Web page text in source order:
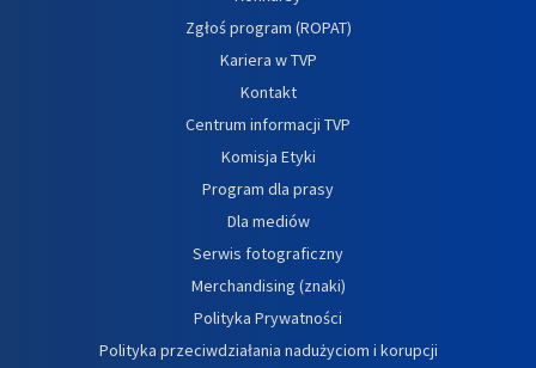
Zgłoś program (ROPAT)
Kariera w TVP
Kontakt
Centrum informacji TVP
Komisja Etyki
Program dla prasy
Dla mediów
Serwis fotograficzny
Merchandising (znaki)
Polityka Prywatności
Polityka przeciwdziałania nadużyciom i korupcji